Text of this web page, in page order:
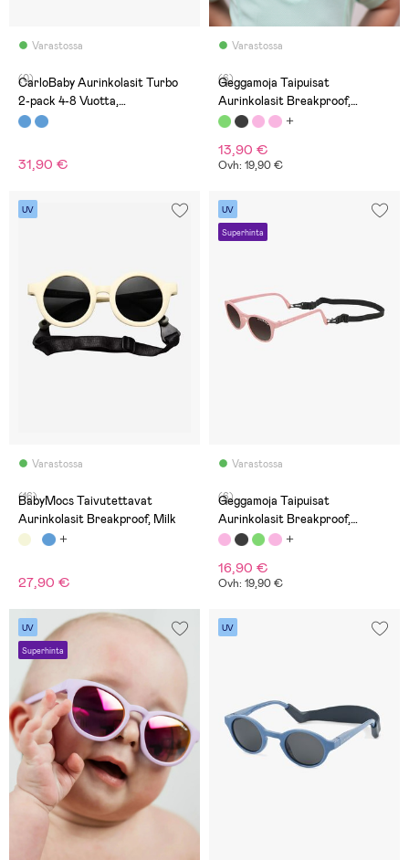
Varastossa
(0)
CarloBaby Aurinkolasit Turbo
2-pack 4-8 Vuotta,
Musta/Siniset
31,90 €
Varastossa
(6)
Geggamoja Taipuisat
Aurinkolasit Breakproof,
Neptune Green
13,90 €
Ovh: 19,90 €
UV
Varastossa
(16)
BabyMocs Taivutettavat
Aurinkolasit Breakproof, Milk
27,90 €
UV
Superhinta
Varastossa
(6)
Geggamoja Taipuisat
Aurinkolasit Breakproof,
Vanharoosat
16,90 €
Ovh: 19,90 €
UV
Superhinta
UV